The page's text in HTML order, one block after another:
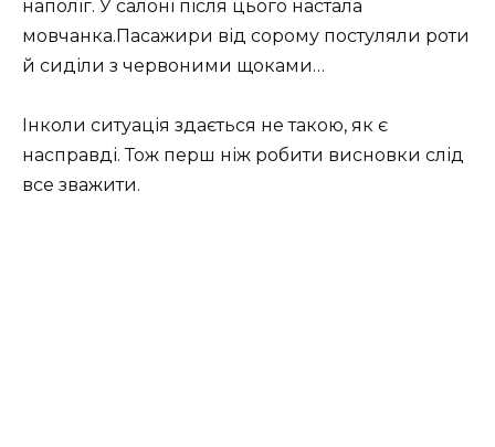
наполіг. У салоні після цього настала
мовчанка.Пасажири від сорому постуляли роти
й сиділи з червоними щоками…
Інколи ситуація здається не такою, як є
насправді. Тож перш ніж робити висновки слід
все зважити.